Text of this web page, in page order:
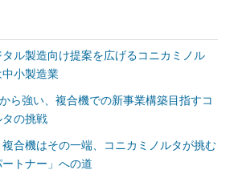
タル製造向け提案を広げるコニカミノル
中小製造業
ら強い、複合機での新事業構築目指すコ
の挑戦
合機はその一端、コニカミノルタが挑む
ートナー」への道